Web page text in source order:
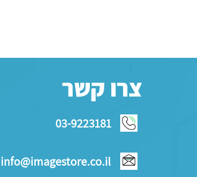
צרו קשר
03-9223181
info@imagestore.co.il